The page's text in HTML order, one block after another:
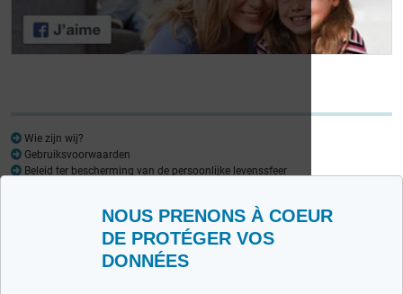
NOUS PRENONS À COEUR
DE PROTÉGER VOS
DONNÉES
Wie zijn wij?
Gebruiksvoorwaarden
Beleid ter bescherming van de persoonlijke levenssfeer